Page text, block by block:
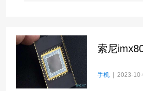
索尼
手机 | 2023-